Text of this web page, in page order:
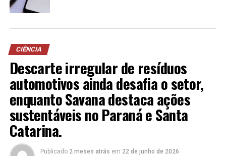
CIÊNCIA
Descarte irregular de resíduos
automotivos ainda desafia o setor,
enquanto Savana destaca ações
sustentáveis no Paraná e Santa
Catarina.
Publicado 2 meses atrás em 22 de junho de 2026